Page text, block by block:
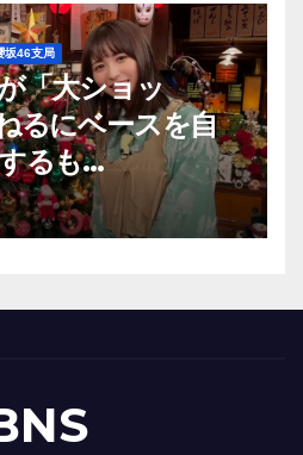
坂46支局
「大ショッ
るにベースを自
るも…